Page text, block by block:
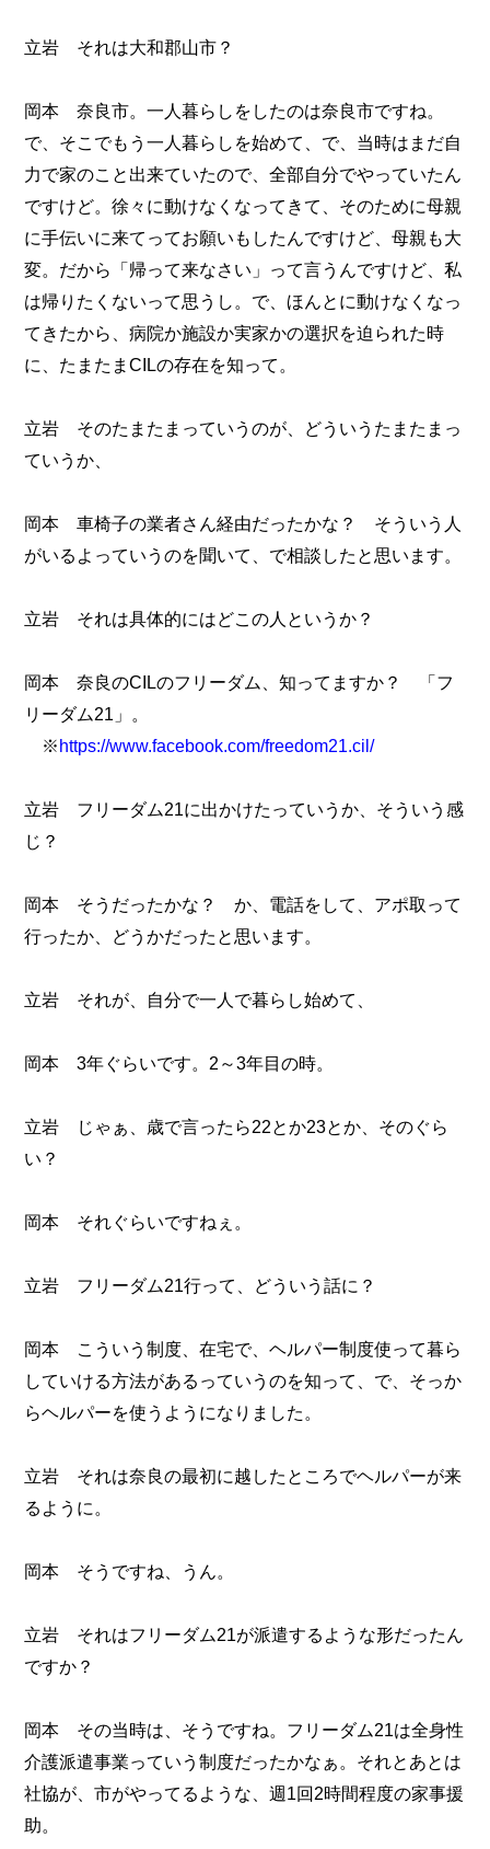
立岩 それは大和郡山市？
岡本 奈良市。一人暮らしをしたのは奈良市ですね。
で、そこでもう一人暮らしを始めて、で、当時はまだ自
力で家のこと出来ていたので、全部自分でやっていたん
ですけど。徐々に動けなくなってきて、そのために母親
に手伝いに来てってお願いもしたんですけど、母親も大
変。だから「帰って来なさい」って言うんですけど、私
は帰りたくないって思うし。で、ほんとに動けなくなっ
てきたから、病院か施設か実家かの選択を迫られた時
に、たまたまCILの存在を知って。
立岩 そのたまたまっていうのが、どういうたまたまっ
ていうか、
岡本 車椅子の業者さん経由だったかな？ そういう人
がいるよっていうのを聞いて、で相談したと思います。
立岩 それは具体的にはどこの人というか？
岡本 奈良のCILのフリーダム、知ってますか？ 「フ
リーダム21」。
※ https://www.facebook.com/freedom21.cil/
立岩 フリーダム21に出かけたっていうか、そういう感
じ？
岡本 そうだったかな？ か、電話をして、アポ取って
行ったか、どうかだったと思います。
立岩 それが、自分で一人で暮らし始めて、
岡本 3年ぐらいです。2～3年目の時。
立岩 じゃぁ、歳で言ったら22とか23とか、そのぐら
い？
岡本 それぐらいですねぇ。
立岩 フリーダム21行って、どういう話に？
岡本 こういう制度、在宅で、ヘルパー制度使って暮ら
していける方法があるっていうのを知って、で、そっか
らヘルパーを使うようになりました。
立岩 それは奈良の最初に越したところでヘルパーが来
るように。
岡本 そうですね、うん。
立岩 それはフリーダム21が派遣するような形だったん
ですか？
岡本 その当時は、そうですね。フリーダム21は全身性
介護派遣事業っていう制度だったかなぁ。それとあとは
社協が、市がやってるような、週1回2時間程度の家事援
助。